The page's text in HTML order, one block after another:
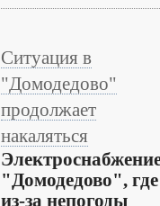
Ситуация в
"Домодедово"
продолжает
накаляться
"Домодедово", где
из-за непогоды